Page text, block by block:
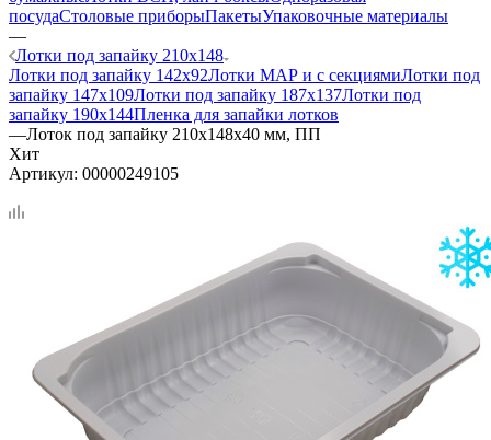
посудаСтоловые приборыПакетыУпаковочные материалы
—
Лотки под запайку 210х148
Лотки под запайку 142х92Лотки МАР и с секциямиЛотки под
запайку 147х109Лотки под запайку 187х137Лотки под
запайку 190х144Пленка для запайки лотков
—Лоток под запайку 210х148х40 мм, ПП
Хит
Артикул: 00000249105